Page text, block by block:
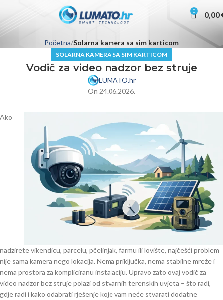
0 0,00
Početna Solarna kamera sa sim karticom
SOLARNA KAMERA SA SIM KARTICOM
Vodič za video nadzor bez struje
LUMATO.hr
On 24.06.2026.
Ako
nadzirete vikendicu, parcelu, pčelinjak, farmu ili lovište, najčešći problem
nije sama kamera nego lokacija. Nema priključka, nema stabilne mreže i
nema prostora za kompliciranu instalaciju. Upravo zato ovaj vodič za
video nadzor bez struje polazi od stvarnih terenskih uvjeta – što radi,
gdje radi i kako odabrati rješenje koje vam neće stvarati dodatne